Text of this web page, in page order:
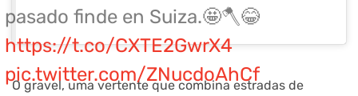
pasado finde en Suiza.🤩🪓😂
https://t.co/CXTE2GwrX4
pic.twitter.com/ZNucdoAhCf
O gravel, uma vertente que combina estradas de